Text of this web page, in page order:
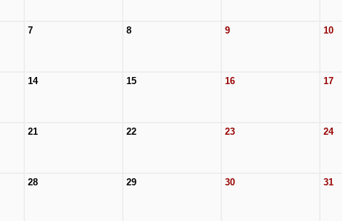
7 8 9 10
14 15 16 17
21 22 23 24
28 29 30 31